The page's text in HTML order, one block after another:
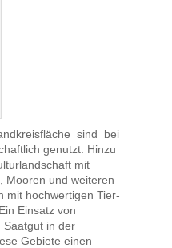
sind bei
genutzt. Hinzu
mit
Mooren und weiteren
mit hochwertigen Tier-
Einsatz von
Saatgut in der
Gebiete einen